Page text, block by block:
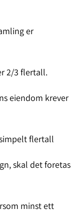
er
2/3 flertall.
eiendom krever
flertall
skal det foretas
minst ett